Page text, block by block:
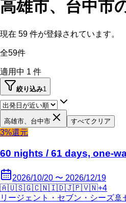
高雄市、台中市
現在 59 件が登録されています。
全59件
適用中 1 件
絞り込み1
高雄市、台中市 すべてクリア
3%還元
60 nights / 61 days, one-
2026/10/20 〜 2026/12/19
🇦🇺🇸🇬🇨🇳🇮🇩🇯🇵🇻🇳+4
リージェント・セブン・シーズ🚢